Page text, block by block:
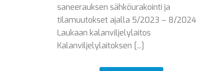
saneerauksen sähköurakointi ja
tilamuutokset ajalla 5/2023 – 8/2024
Laukaan kalanviljelylaitos
Kalanviljelylaitoksen [...]